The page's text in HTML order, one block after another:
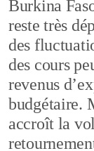
Burkina
reste très
des
des cours
revenus
budgétaire.
accroît la